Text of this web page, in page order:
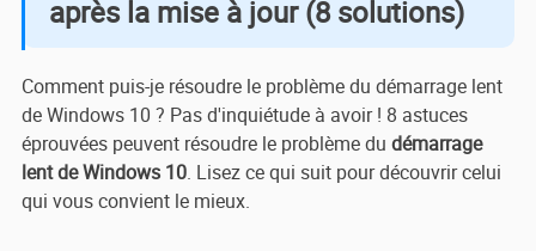
après la mise à jour (8 solutions)
Comment puis-je résoudre le problème du démarrage lent
de Windows 10 ? Pas d'inquiétude à avoir ! 8 astuces
éprouvées peuvent résoudre le problème du démarrage
lent de Windows 10. Lisez ce qui suit pour découvrir celui
qui vous convient le mieux.